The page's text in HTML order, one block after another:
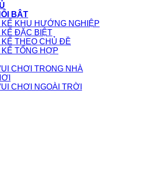
BẬT
KẾ KHU HƯỚNG NGHIỆP
KẾ ĐẶC BIỆT
KẾ THEO CHỦ ĐỀ
TỔNG HỢP
CHƠI TRONG NHÀ
CHƠI NGOÀI TRỜI